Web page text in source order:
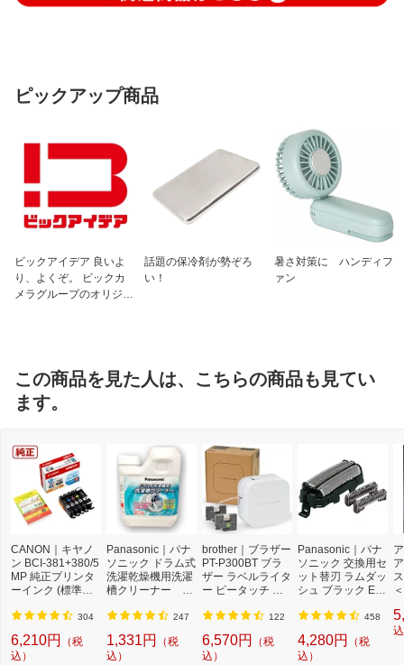
ピックアップ商品
ビックアイデア 良いよ
り、よくぞ。 ビックカ
メラグループのオリジナ
話題の保冷剤が勢ぞろ
い！
暑さ対策に ハンディフ
ァン
この商品を見た人は、こちらの商品も見てい
ます。
CANON｜キヤノ
ン BCI-381+380/5
MP 純正プリンタ
ーインク (標準容
3813805MP] 304
6,210円
（税
込）
Panasonic｜パナ
ソニック ドラム式
洗濯乾燥機用洗濯
槽クリーナー N-
機 洗浄 洗剤 750m
l NW2]【rb_pcp】
247
1,331円
（税
込）
brother｜ブラザー
PT-P300BT ブラ
ザー ラベルライタ
ー ピータッチ キ
T (3.5mm~12mm
幅/TZeテープ) P-T
OUCH CUBE（ピ
ータッチキュー
122
6,570円
（税
込）
Panasonic｜パナ
ソニック 交換用セ
ット替刃 ラムダッ
シュ ブラック ES
セット][電気シェ
ーバー 替刃 交換
ラムダッシュ ES9
013]
458
4,280円
（税
込）